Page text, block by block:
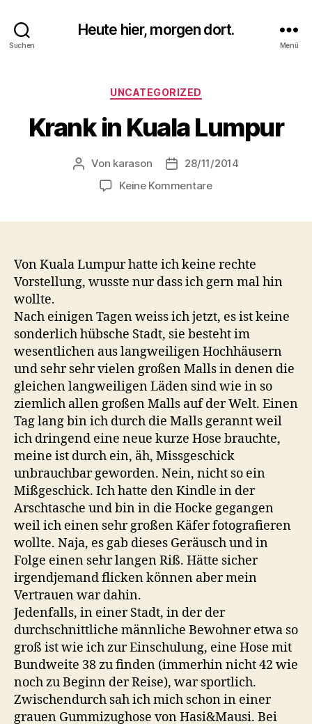
Suchen
Heute hier, morgen dort.
Menü
Kategorien
UNCATEGORIZED
Krank in Kuala Lumpur
Beitragsautor
Von karason Veröffentlichungsdatum
28/11/2014
Keine Kommentarezu
Von Kuala Lumpur hatte ich keine rechte
Vorstellung, wusste nur dass ich gern mal hin
wollte.
Nach einigen Tagen weiss ich jetzt, es ist keine
sonderlich hübsche Stadt, sie besteht im
wesentlichen aus langweiligen Hochhäusern
und sehr sehr vielen großen Malls in denen die
gleichen langweiligen Läden sind wie in so
ziemlich allen großen Malls auf der Welt. Einen
Tag lang bin ich durch die Malls gerannt weil
ich dringend eine neue kurze Hose brauchte,
meine ist durch ein, äh, Missgeschick
unbrauchbar geworden. Nein, nicht so ein
Mißgeschick. Ich hatte den Kindle in der
Arschtasche und bin in die Hocke gegangen
weil ich einen sehr großen Käfer fotografieren
wollte. Naja, es gab dieses Geräusch und in
Folge einen sehr langen Riß. Hätte sicher
irgendjemand flicken können aber mein
Vertrauen war dahin.
Jedenfalls, in einer Stadt, in der der
durchschnittliche männliche Bewohner etwa so
groß ist wie ich zur Einschulung, eine Hose mit
Bundweite 38 zu finden (immerhin nicht 42 wie
noch zu Beginn der Reise), war sportlich.
Zwischendurch sah ich mich schon in einer
grauen Gummizughose von Hasi&Mausi. Bei